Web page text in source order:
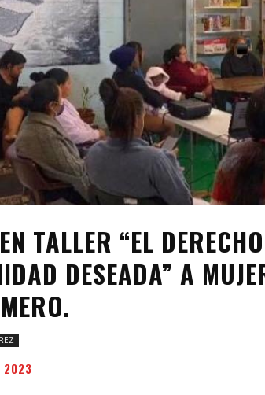
TALLER “EL
DESEADA” A
2023